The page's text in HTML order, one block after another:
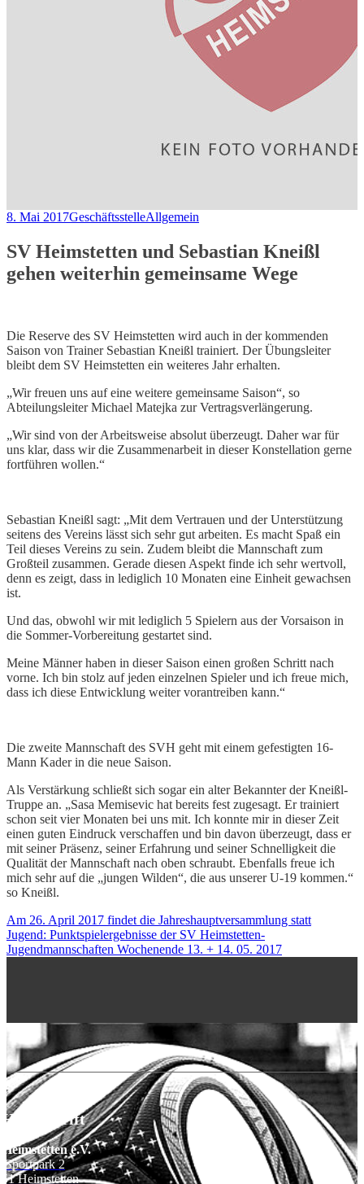
8. Mai 2017GeschäftsstelleAllgemein
SV Heimstetten und Sebastian Kneißl
gehen weiterhin gemeinsame Wege
Die Reserve des SV Heimstetten wird auch in der kommenden
Saison von Trainer Sebastian Kneißl trainiert. Der Übungsleiter
bleibt dem SV Heimstetten ein weiteres Jahr erhalten.
„Wir freuen uns auf eine weitere gemeinsame Saison“, so
Abteilungsleiter Michael Matejka zur Vertragsverlängerung.
„Wir sind von der Arbeitsweise absolut überzeugt. Daher war für
uns klar, dass wir die Zusammenarbeit in dieser Konstellation gerne
fortführen wollen.“
Sebastian Kneißl sagt: „Mit dem Vertrauen und der Unterstützung
seitens des Vereins lässt sich sehr gut arbeiten. Es macht Spaß ein
Teil dieses Vereins zu sein. Zudem bleibt die Mannschaft zum
Großteil zusammen. Gerade diesen Aspekt finde ich sehr wertvoll,
denn es zeigt, dass in lediglich 10 Monaten eine Einheit gewachsen
ist.
Und das, obwohl wir mit lediglich 5 Spielern aus der Vorsaison in
die Sommer-Vorbereitung gestartet sind.
Meine Männer haben in dieser Saison einen großen Schritt nach
vorne. Ich bin stolz auf jeden einzelnen Spieler und ich freue mich,
dass ich diese Entwicklung weiter vorantreiben kann.“
Die zweite Mannschaft des SVH geht mit einem gefestigten 16-
Mann Kader in die neue Saison.
Als Verstärkung schließt sich sogar ein alter Bekannter der Kneißl-
Truppe an. „Sasa Memisevic hat bereits fest zugesagt. Er trainiert
schon seit vier Monaten bei uns mit. Ich konnte mir in dieser Zeit
einen guten Eindruck verschaffen und bin davon überzeugt, dass er
mit seiner Präsenz, seiner Erfahrung und seiner Schnelligkeit die
Qualität der Mannschaft nach oben schraubt. Ebenfalls freue ich
mich sehr auf die „jungen Wilden“, die aus unserer U-19 kommen.“
so Kneißl.
Am 26. April 2017 findet die Jahreshauptversammlung statt
Jugend: Punktspielergebnisse der SV Heimstetten-
Jugendmannschaften Wochenende 13. + 14. 05. 2017
Anschrift
e.V.
Sportpark 2
Heimstetten